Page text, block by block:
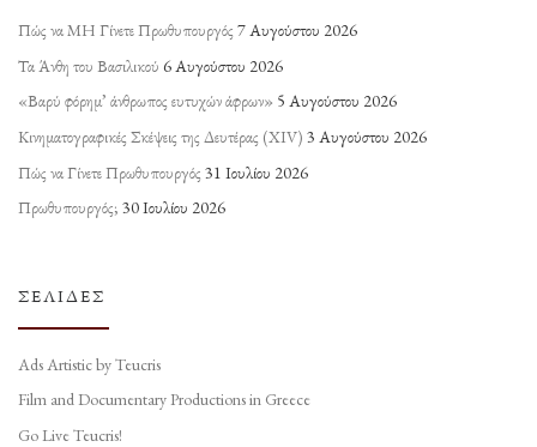
Πώς να ΜΗ Γίνετε Πρωθυπουργός 7 Αυγούστου 2026
Τα Άνθη του Βασιλικού 6 Αυγούστου 2026
«Βαρύ φόρημ’ άνθρωπος ευτυχών άφρων» 5 Αυγούστου 2026
Κινηματογραφικές Σκέψεις της Δευτέρας (ΧΙV) 3 Αυγούστου 2026
Πώς να Γίνετε Πρωθυπουργός 31 Ιουλίου 2026
Πρωθυπουργός; 30 Ιουλίου 2026
ΣΕΛΊΔΕΣ
Ads Artistic by Teucris
Film and Documentary Productions in Greece
Go Live Teucris!